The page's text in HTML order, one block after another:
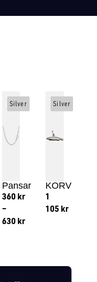
Pansar
360 kr
–
630 kr
Silver
KORV
1
105 kr
Silver